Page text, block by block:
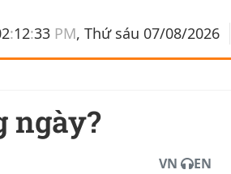
:12:33 PM, Thứ sáu 07/08/2026
ngày?
VN
EN